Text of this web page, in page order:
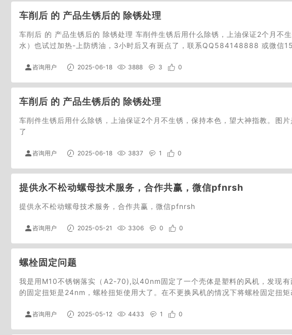
车削后 的 产品生锈后的 除锈处理
车削后 的 产品生锈后的 除锈处理 车削件生锈后用什么除锈，上油保证2个月不
水）也试过加热-上防绣油，3小时后又有斑点了，联系QQ584148888 或微信
咨询用户 2025-06-18 3888 3 0
车削后 的 产品生锈后的 除锈处理
车削件生锈后用什么除锈，上油保证2个月不生锈，保持本色，望大神指教。图
了
咨询用户 2025-06-18 3837 1 0
提供永不松动螺母技术服务，合作共赢，微信pfnrsh
提供永不松动螺母技术服务，合作共赢，微信pfnrsh
咨询用户 2025-05-21 3306 0 0
螺栓固定问题
我是用M10不锈钢落实（A2-70),以40nm固定了一个壳体是塑料的风机，发现
的固定扭矩是24nm，螺栓扭矩使用大了。在不更换风机的情况下将螺栓固定扭
咨询用户 2025-05-12 4433 1 0